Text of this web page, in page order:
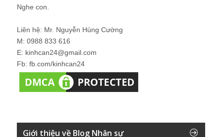
Nghe con.
Liên hệ: Mr. Nguyễn Hùng Cường
M: 0988 833 616
E: kinhcan24@gmail.com
Fb: fb.com/kinhcan24
Giới thiệu về Blog Nhân sự